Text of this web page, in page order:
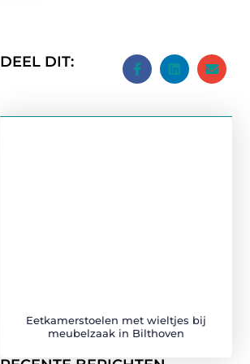
DEEL DIT:
Eetkamerstoelen met wieltjes bij
meubelzaak in Bilthoven